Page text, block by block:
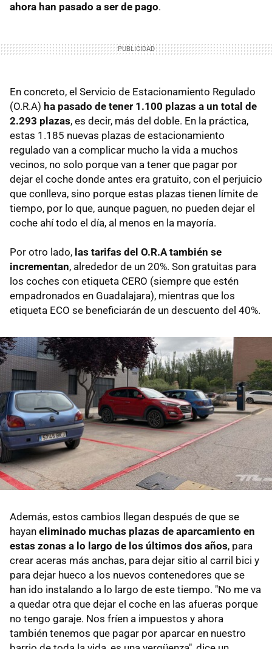
ahora han pasado a ser de pago.
En concreto, el Servicio de Estacionamiento Regulado
(O.R.A) ha pasado de tener 1.100 plazas a un total de
2.293 plazas, es decir, más del doble. En la práctica,
estas 1.185 nuevas plazas de estacionamiento
regulado van a complicar mucho la vida a muchos
vecinos, no solo porque van a tener que pagar por
dejar el coche donde antes era gratuito, con el perjuicio
que conlleva, sino porque estas plazas tienen límite de
tiempo, por lo que, aunque paguen, no pueden dejar el
coche ahí todo el día, al menos en la mayoría.
Por otro lado, las tarifas del O.R.A también se
incrementan, alrededor de un 20%. Son gratuitas para
los coches con etiqueta CERO (siempre que estén
empadronados en Guadalajara), mientras que los
etiqueta ECO se beneficiarán de un descuento del 40%.
Además, estos cambios llegan después de que se
hayan eliminado muchas plazas de aparcamiento en
estas zonas a lo largo de los últimos dos años, para
crear aceras más anchas, para dejar sitio al carril bici y
para dejar hueco a los nuevos contenedores que se
han ido instalando a lo largo de este tiempo. "No me va
a quedar otra que dejar el coche en las afueras porque
no tengo garaje. Nos fríen a impuestos y ahora
también tenemos que pagar por aparcar en nuestro